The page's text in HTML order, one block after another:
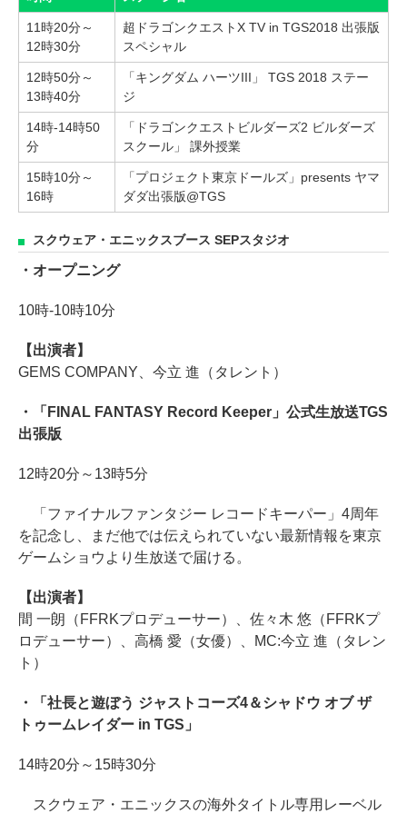
11時20分～
12時30分
超ドラゴンクエストX TV in TGS2018 出張版
スペシャル
12時50分～
13時40分
「キングダム ハーツIII」 TGS 2018 ステー
ジ
14時-14時50
分
「ドラゴンクエストビルダーズ2 ビルダーズ
スクール」 課外授業
15時10分～
16時
「プロジェクト東京ドールズ」presents ヤマ
ダダ出張版@TGS
スクウェア・エニックスブース SEPスタジオ
・オープニング
10時-10時10分
【出演者】
GEMS COMPANY、今立 進（タレント）
・「FINAL FANTASY Record Keeper」公式生放送TGS
出張版
12時20分～13時5分
「ファイナルファンタジー レコードキーパー」4周年
を記念し、まだ他では伝えられていない最新情報を東京
ゲームショウより生放送で届ける。
【出演者】
間 一朗（FFRKプロデューサー）、佐々木 悠（FFRKプ
ロデューサー）、高橋 愛（女優）、MC:今立 進（タレン
ト）
・「社長と遊ぼう ジャストコーズ4＆シャドウ オブ ザ
トゥームレイダー in TGS」
14時20分～15時30分
スクウェア・エニックスの海外タイトル専用レーベル